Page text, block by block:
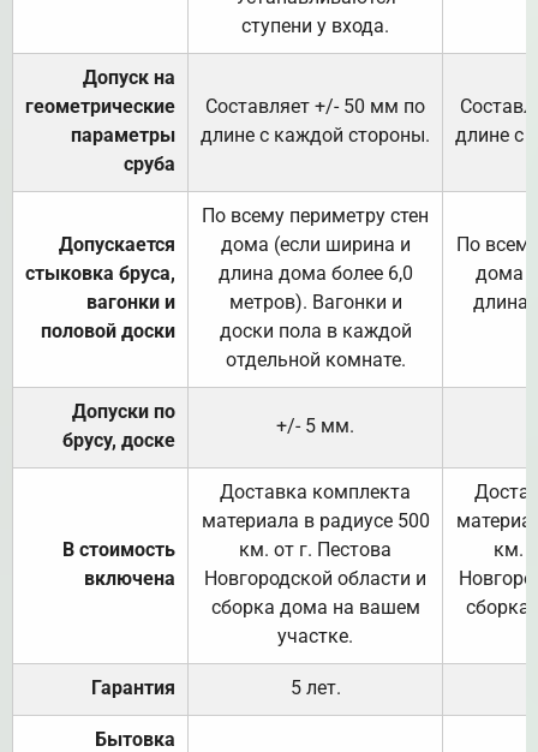
ступени у входа.
Допуск на
геометрические
параметры
сруба
Составляет +/- 50 мм по
длине с каждой стороны.
длине с
Допускается
стыковка бруса,
вагонки и
половой доски
По всему периметру стен
дома (если ширина и
длина дома более 6,0
метров). Вагонки и
доски пола в каждой
отдельной комнате.
По
дома
длина
Допуски по
брусу, доске
+/- 5 мм.
В стоимость
включена
Доставка комплекта
материала в радиусе 500
км. от г. Пестова
Новгородской области и
сборка дома на вашем
участке.
км.
Гарантия 5 лет.
Бытовка